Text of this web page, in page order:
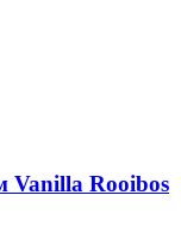
Rooibos